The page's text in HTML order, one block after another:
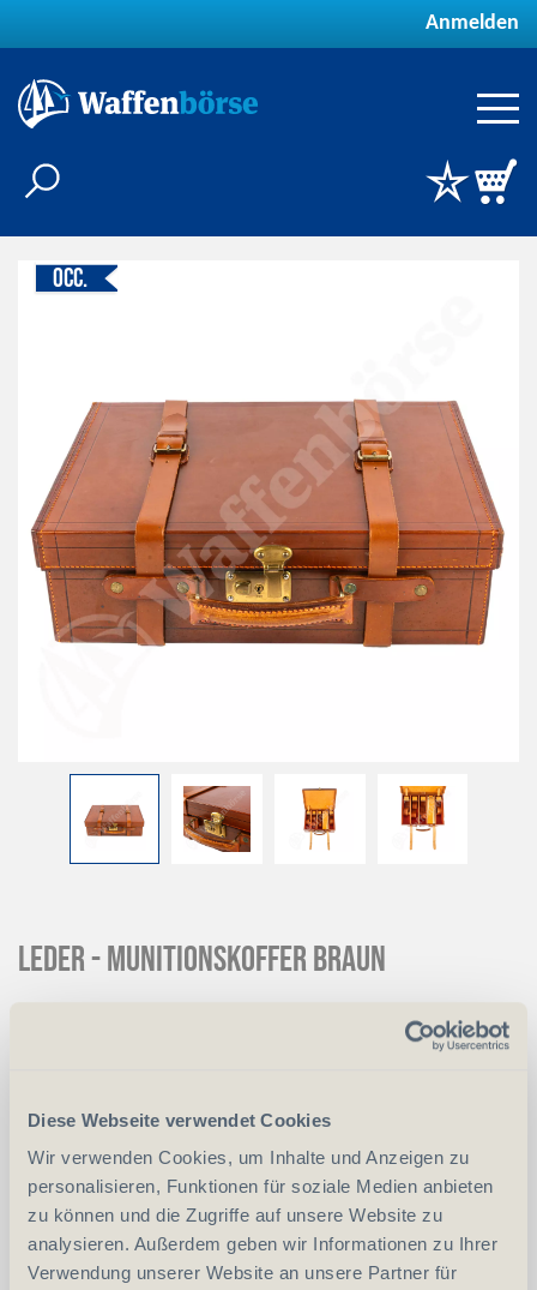
Diese Webseite verwendet Cookies
Wir verwenden Cookies, um Inhalte und Anzeigen zu
personalisieren, Funktionen für soziale Medien anbieten
zu können und die Zugriffe auf unsere Website zu
analysieren. Außerdem geben wir Informationen zu Ihrer
Verwendung unserer Website an unsere Partner für
Anmelden
Occ.
Leder - Munitionskoffer braun
Art.
vergleichen
Anzahl Stück -
In den Warenkorb